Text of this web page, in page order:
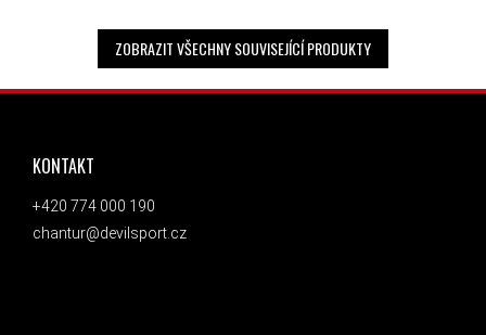
ZOBRAZIT VŠECHNY SOUVISEJÍCÍ PRODUKTY
ZÁPATÍ
KONTAKT
+420 774 000 190
chantur@devilsport.cz